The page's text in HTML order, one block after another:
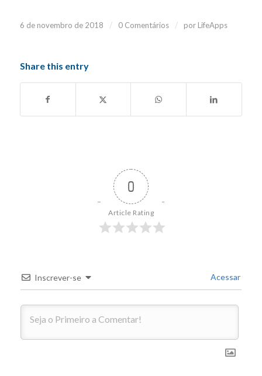
6 de novembro de 2018 / 0 Comentários / por LifeApps
Share this entry
0
Article Rating
Inscrever-se Acessar